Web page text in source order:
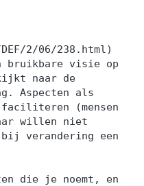
2/06/238.html)
bruikbare visie op
naar de
Aspecten als
(mensen
willen niet
bij verandering een
die je noemt, en